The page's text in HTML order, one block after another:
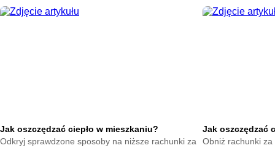
Jak oszczędzać ciepło w mieszkaniu?
Odkryj sprawdzone sposoby na niższe rachunki za
Jak oszczędzać
Obniż rachunki